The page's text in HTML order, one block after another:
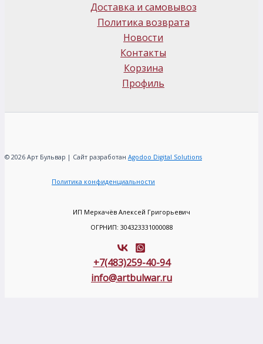
Доставка и самовывоз
Политика возврата
Новости
Контакты
Корзина
Профиль
© 2026 Арт Бульвар | Сайт разработан Agodoo Digital Solutions
Политика конфиденциальности
ИП Меркачёв Алексей Григорьевич
ОГРНИП: 304323331000088
+7(483)259-40-94
info@artbulwar.ru